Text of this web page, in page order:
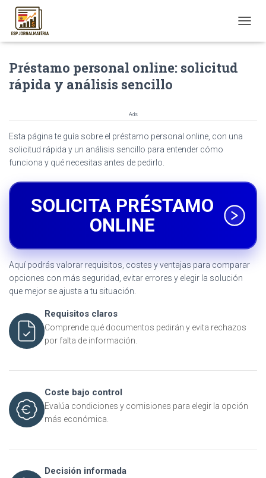
O
Préstamo personal online: solicitud
rápida y análisis sencillo
Ads
Esta página te guía sobre el préstamo personal online, con una
solicitud rápida y un análisis sencillo para entender cómo
funciona y qué necesitas antes de pedirlo.
SOLICITA PRÉSTAMO
ONLINE
Aquí podrás valorar requisitos, costes y ventajas para comparar
opciones con más seguridad, evitar errores y elegir la solución
que mejor se ajusta a tu situación.
Requisitos claros
Comprende qué documentos pedirán y evita rechazos
por falta de información.
Coste bajo control
Evalúa condiciones y comisiones para elegir la opción
más económica.
Decisión informada